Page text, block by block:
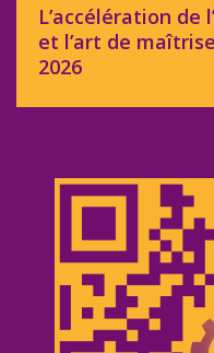
L’accélération
et l’art de
2026